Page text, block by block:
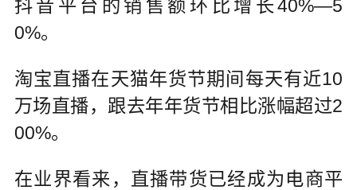
抖音平台的销售额环比增长40%—5
0%。
淘宝直播在天猫年货节期间每天有近10
万场直播，跟去年年货节相比涨幅超过2
00%。
在业界看来，直播带货已经成为电商平